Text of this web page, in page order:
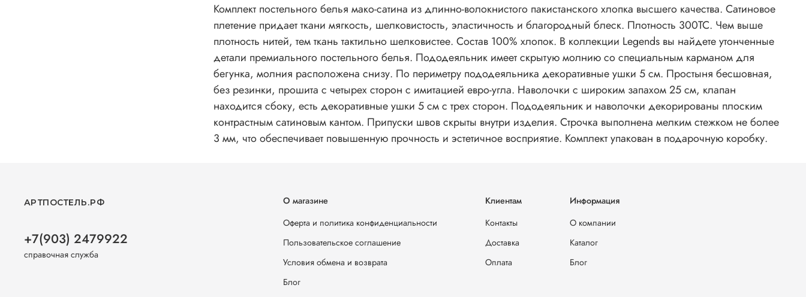
Комплект постельного белья мако-сатина из длинно-волокнистого пакистанского хлопка высшего качества. Сатиновое
плетение придает ткани мягкость, шелковистость, эластичность и благородный блеск. Плотность 300ТС. Чем выше
плотность нитей, тем ткань тактильно шелковистее. Состав 100% хлопок. В коллекции Legends вы найдете утонченные
детали премиального постельного белья. Пододеяльник имеет скрытую молнию со специальным карманом для
бегунка, молния расположена снизу. По периметру пододеяльника декоративные ушки 5 см. Простыня бесшовная,
без резинки, прошита с четырех сторон с имитацией евро-угла. Наволочки с широким запахом 25 см, клапан
находится сбоку, есть декоративные ушки 5 см с трех сторон. Пододеяльник и наволочки декорированы плоским
контрастным сатиновым кантом. Припуски швов скрыты внутри изделия. Строчка выполнена мелким стежком не более
3 мм, что обеспечивает повышенную прочность и эстетичное восприятие. Комплект упакован в подарочную коробку.
О магазине
Оферта и политика конфиденциальности
Пользовательское соглашение
Условия обмена и возврата
Блог
Клиентам
Контакты
Доставка
Оплата
Информация
О компании
Каталог
Блог
АРТПОСТЕЛЬ.РФ
+7(903) 2479922
справочная служба